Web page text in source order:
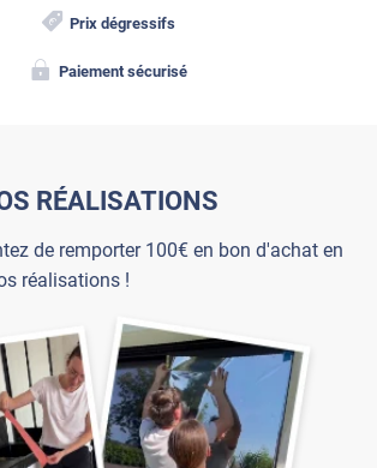
Prix dégressifs
Paiement sécurisé
RÉALISATIONS
de remporter 100€ en bon d'achat en
réalisations !